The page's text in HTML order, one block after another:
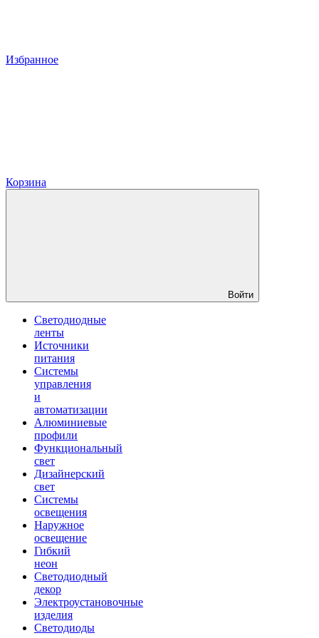
Избранное
Корзина
Войти
Светодиодные
ленты
Источники
питания
Системы
управления
и
автоматизации
Алюминиевые
профили
Функциональный
свет
Дизайнерский
свет
Системы
освещения
Наружное
освещение
Гибкий
неон
Светодиодный
декор
Электроустановочные
изделия
Светодиоды